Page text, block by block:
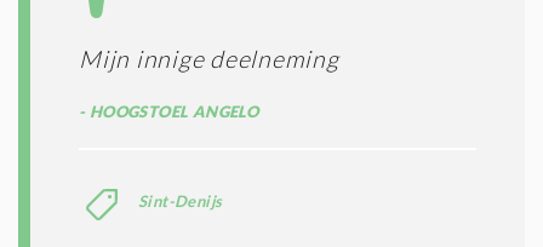
Mijn innige deelneming
HOOGSTOEL ANGELO
Sint-Denijs